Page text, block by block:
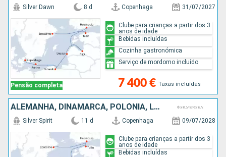
Pensão completa
Silver Dawn 8 d Copenhaga 31/07/2027
7 400 € Taxas incluídas
Clube para crianças a partir dos 3
anos de idade
Bebidas incluídas
Cozinha gastronómica
Serviço de mordomo incluído
ALEMANHA, DINAMARCA, POLÓNIA, LETÓNIA, ESTÓNIA, FINLÂNDIA, SUÉCIA
Silver Spirit 11 d Copenhaga 09/07/2028
Clube para crianças a partir dos 3
anos de idade
Bebidas incluídas